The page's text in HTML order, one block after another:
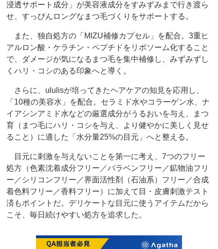
浸透サポート成分」が美容液成分をすみずみまで行き渡ら
せ、すっぴんロングなまつ毛づくりをサポートする。
また、独自処方の「MIZU補修カプセル」を配合。3重ヒ
アルロン酸・ケラチン・ペプチドをリポソーム化すること
で、ダメージが気になるまつ毛を集中補修し、みずみずし
くハリ・コシのある印象へと導く。
さらに、ululisが培ってきたヘアケアの知見を応用し、
「10種の美容水」を配合。セラミド水やコラーゲン水、ナ
イアシンアミド水などの厳選成分がうるおいを与え、まつ
育（まつ毛にハリ・コシを与え、より健やかに美しく見せ
ること）に適した「水分量25%の目元」へと整える。
目元に刺激を与えないことを第一に考え、7つのフリー
処方（色素沈着成分フリー／パラベンフリー／鉱物油フリ
ー／シリコンフリー／界面活性剤（石油系）フリー／合成
着色料フリー／香料フリー）に加えて目・皮膚刺激テスト
済もポイントだ。デリケートな目元に使うアイテムだから
こそ、毎日続けやすい処方を追求した。